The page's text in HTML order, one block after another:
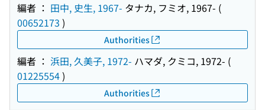
編者 ： 田中, 史生, 1967- タナカ, フミオ, 1967- (
00652173 )
Authorities
編者 ： 浜田, 久美子, 1972- ハマダ, クミコ, 1972- (
01225554)
Authorities